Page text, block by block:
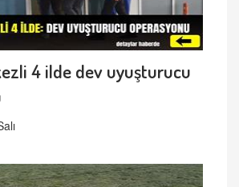
4 ilde dev uyuşturucu